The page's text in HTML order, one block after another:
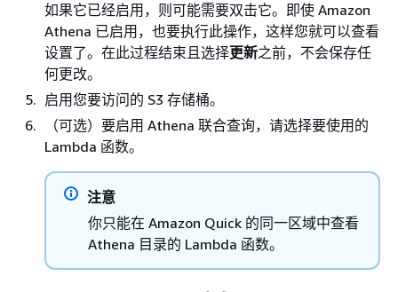
如果它已经启用，则可能需要双击它。即使 Amazon
Athena 已启用，也要执行此操作，这样您就可以查看
设置了。在此过程结束且选择更新之前，不会保存任
何更改。
启用您要访问的 S3 存储桶。
（可选）要启用 Athena 联合查询，请选择要使用的
Lambda 函数。
注意
你只能在 Amazon Quick 的同一区域中查看
Athena 目录的 Lambda 函数。